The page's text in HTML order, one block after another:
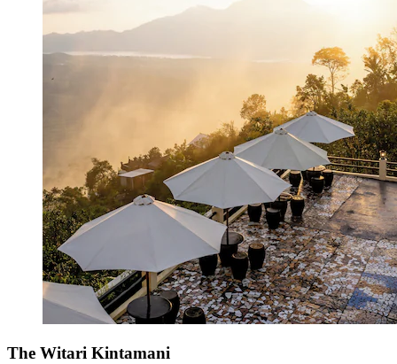
The Witari Kintamani